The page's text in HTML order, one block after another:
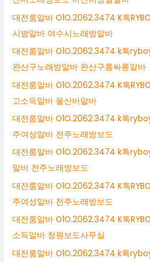
대전룸알바 O1O.2062.3474 K톡
시밤알바 여수시노래방알바
대전룸알바 O1O.2062.3474 k톡
완산구노래방알바 완산구룸싸롱알바
대전룸알바 O1O.2062.3474 K톡
고소득알바 울산바알바
대전룸알바 O1O.2062.3474 k톡
주여성알바 전주노래방보도
대전룸알바 O1O.2062.3474 k톡
알바 전주노래방보도
대전룸알바 O1O.2062.3474 K톡
주여성알바 전주노래방보도
대전룸알바 O1O.2062.3474 K톡
소득알바 창원보도사무실
대전룸알바 O1O.2062.3474 k톡